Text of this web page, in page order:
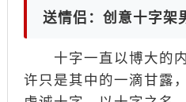
送情侣：创意十字架
十字一直以博大的内
许只是其中的一滴甘露